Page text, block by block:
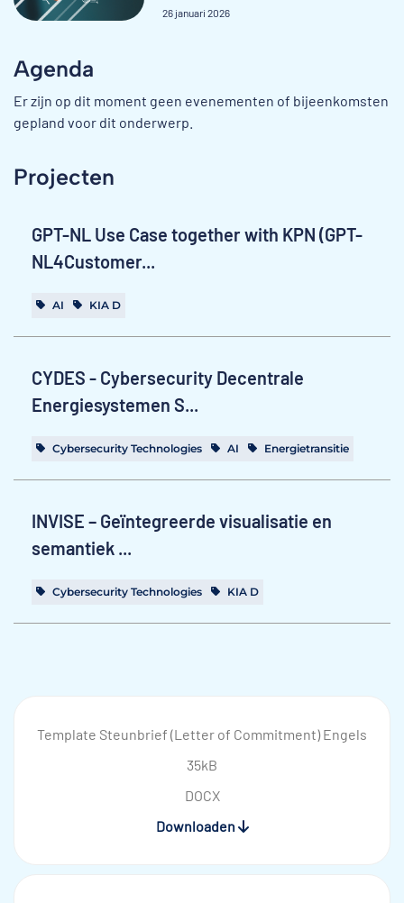
26 januari 2026
Agenda
Er zijn op dit moment geen evenementen of bijeenkomsten
gepland voor dit onderwerp.
Projecten
GPT-NL Use Case together with KPN (GPT-
NL4Customer...
AI KIA D
CYDES - Cybersecurity Decentrale
Energiesystemen S...
Cybersecurity Technologies AI Energietransitie
INVISE – Geïntegreerde visualisatie en
semantiek ...
Cybersecurity Technologies KIA D
Template Steunbrief (Letter of Commitment) Engels
35kB
DOCX
Downloaden